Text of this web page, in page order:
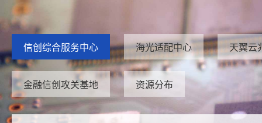
信创综合服务中心 海光适配中心 天翼云
金融信创攻关基地 资源分布